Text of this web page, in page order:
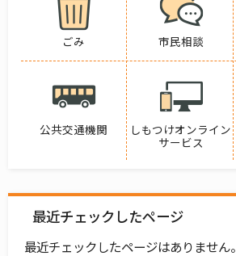
ごみ 市民相談
公共交通機関
しもつけオンライン
サービス
最近チェックしたページ
最近チェックしたページはありません。